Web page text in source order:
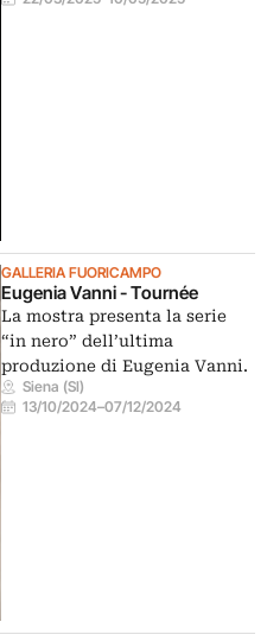
GALLERIA FUORICAMPO
Eugenia Vanni - Tournée
La mostra presenta la serie
“in nero” dell’ultima
produzione di Eugenia Vanni.
Siena (SI)
13/10/2024–07/12/2024